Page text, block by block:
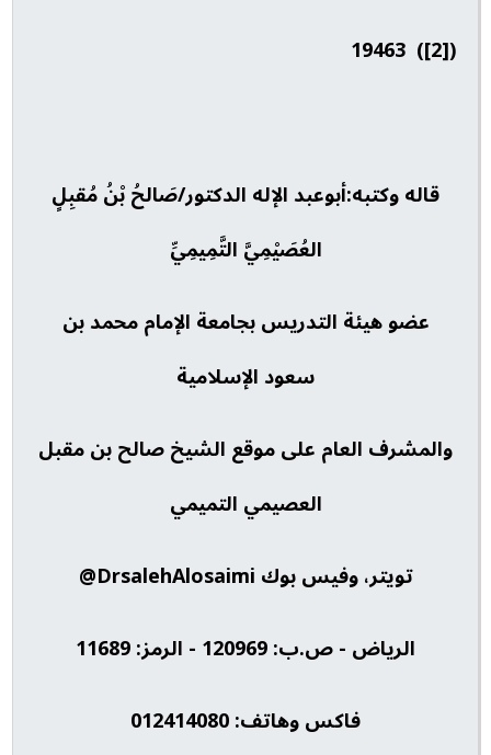
([2]) 19463
قاله وكتبه:أبوعبد الإله الدكتور/صَالحُ بْنُ مُقبِلٍ
العُصَيْمِيَّ التَّمِيمِيِّ
عضو هيئة التدريس بجامعة الإمام محمد بن
سعود الإسلامية
والمشرف العام على موقع الشيخ صالح بن مقبل
العصيمي التميمي
تويتر، وفيس بوك DrsalehAlosaimi@
الرياض - ص.ب: 120969 - الرمز: 11689
فاكس وهاتف: 012414080